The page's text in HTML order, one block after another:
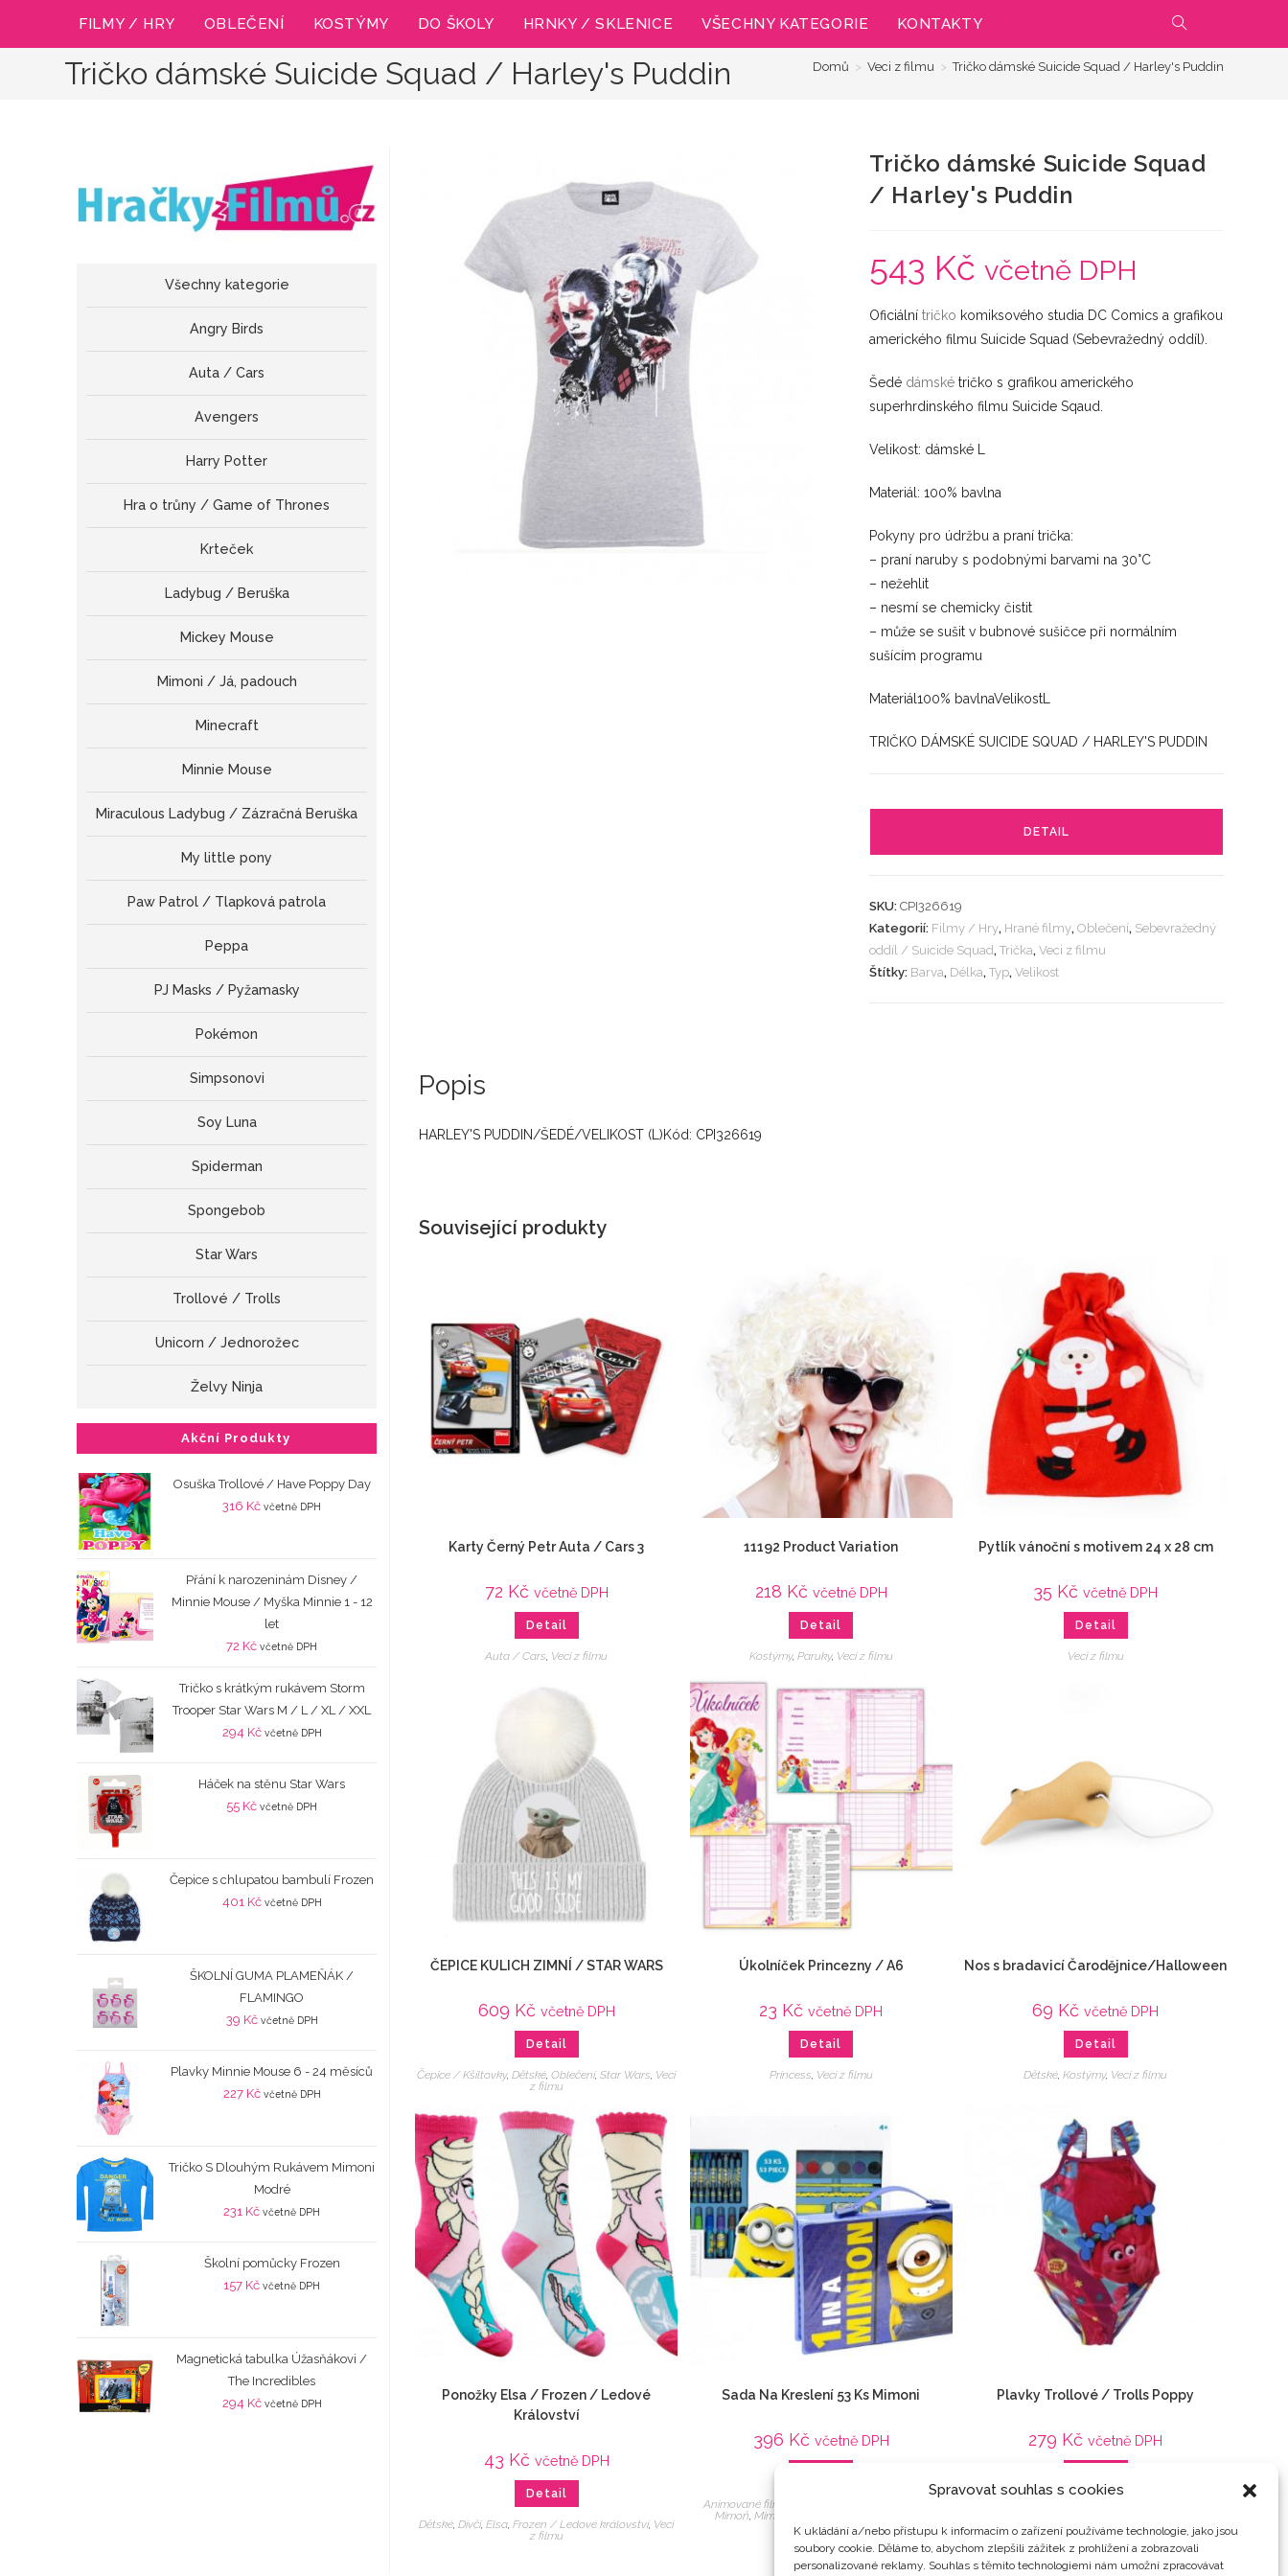
Spravovat souhlas s cookies
K ukládání a/nebo přístupu k informacím o zařízení používáme technologie, jako jsou
soubory cookie. Děláme to, abychom zlepšili zážitek z prohlížení a zobrazovali
personalizované reklamy. Souhlas s těmito technologiemi nám umožní zpracovávat
FILMY / HRY OBLEČENÍ KOSTÝMY DO ŠKOLY HRNKY / SKLENICE VŠECHNY KATEGORIE KONTAKTY PŘEPNOUT
VYHLEDÁVÁNÍ
WEBU
Tričko dámské Suicide Squad / Harley's Puddin Domů > Veci z filmu > Tričko dámské Suicide Squad / Harley's Puddin
Tričko dámské Suicide Squad
/ Harley's Puddin
543 Kč včetně DPH
Oficiálnítričko komiksového studia DC Comics a grafikou
amerického filmu Suicide Squad (Sebevražedný oddíl).
Šedé dámské tričko s grafikou amerického
superhrdinského filmu Suicide Sqaud.
Velikost: dámské L
Materiál: 100% bavlna
Pokyny pro údržbu a praní trička:
– praní naruby s podobnými barvami na 30°C
– nežehlit
– nesmí se chemicky čistit
– může se sušit v bubnové sušičce při normálním
sušícím programu
Materiál100% bavlnaVelikostL
TRIČKO DÁMSKÉ SUICIDE SQUAD / HARLEY'S PUDDIN
DETAIL
SKU:CPI326619
Kategorií: Filmy / Hry, Hrané filmy,Oblečení, Sebevražedný
oddíl / Suicide Squad,Trička,Veci z filmu
Štítky: Barva, Délka,Typ,Velikost
Popis
HARLEY'S PUDDIN/ŠEDÉ/VELIKOST (L)Kód: CPI326619
Související produkty
Karty Černý Petr Auta / Cars 3
72 Kč včetně DPH
Detail
Auta / Cars, Veci z filmu
11192 Product Variation
218 Kč včetně DPH
Detail
Kostýmy, Paruky, Veci z filmu
Pytlík vánoční s motivem 24 x 28 cm
35 Kč včetně DPH
Detail
Veci z filmu
ČEPICE KULICH ZIMNÍ / STAR WARS
609 Kč včetně DPH
Detail
Čepice / Kšiltovky,Dětské ,Oblečení,Star Wars Veci
z filmu
Úkolníček Princezny / A6
23 Kč včetně DPH
Detail
Princess Veci z filmu
Nos s bradavicí Čarodějnice/Halloween
69 Kč včetně DPH
Detail
Dětské ,Kostýmy, Veci z filmu
Ponožky Elsa / Frozen / Ledové
Království
43 Kč včetně DPH
Detail
Dětské,Dívčí,Elsa,Frozen / Ledové království, Veci
z filmu
Sada Na Kreslení 53 Ks Mimoni
396 Kč včetně DPH
Animované filmy
Mimoň, Mimoni / Já, padouch
Plavky Trollové / Trolls Poppy
279 Kč včetně DPH
Všechny kategorie
Angry Birds
Auta / Cars
Avengers
Harry Potter
Hra o trůny / Game of Thrones
Krteček
Ladybug / Beruška
Mickey Mouse
Mimoni / Já, padouch
Minecraft
Minnie Mouse
Miraculous Ladybug / Zázračná Beruška
My little pony
Paw Patrol / Tlapková patrola
Peppa
PJ Masks / Pyžamasky
Pokémon
Simpsonovi
Soy Luna
Spiderman
Spongebob
Star Wars
Trollové / Trolls
Unicorn / Jednorožec
Želvy Ninja
Akční Produkty
Osuška Trollové / Have Poppy Day
316 Kč včetně DPH
Přání k narozeninám Disney /
Minnie Mouse / Myška Minnie 1 - 12
let
72 Kč včetně DPH
Tričko s krátkým rukávem Storm
Trooper Star Wars M / L / XL / XXL
294 Kč včetně DPH
Háček na stěnu Star Wars
55 Kč včetně DPH
Čepice s chlupatou bambulí Frozen
401 Kč včetně DPH
ŠKOLNÍ GUMA PLAMEŇÁK /
FLAMINGO
39 Kč včetně DPH
Plavky Minnie Mouse 6 - 24 měsíců
227 Kč včetně DPH
Tričko S Dlouhým Rukávem Mimoni
Modré
231 Kč včetně DPH
Školní pomůcky Frozen
157 Kč včetně DPH
Magnetická tabulka Úžasňákovi /
The Incredibles
294 Kč včetně DPH